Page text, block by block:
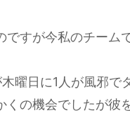
ですが今私のチーム
曜日に1人が風邪
くの機会でしたが彼